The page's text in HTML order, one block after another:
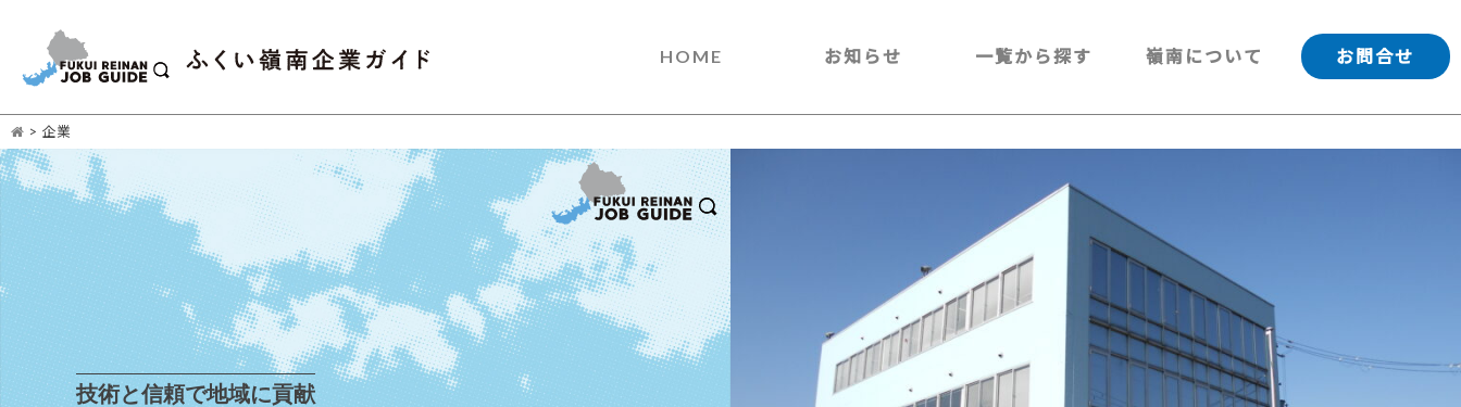
HOME お知らせ 一覧から探す 嶺南について お問合せ
> 企業
技術と信頼で地域に貢献